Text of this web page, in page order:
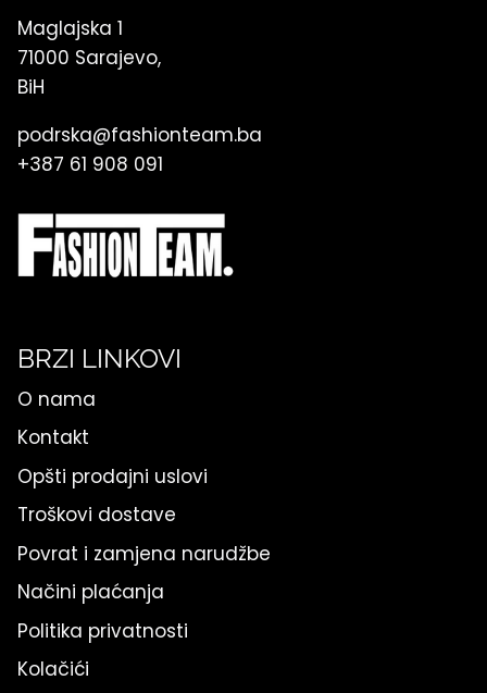
Maglajska 1
71000 Sarajevo,
BiH
podrska@fashionteam.ba
+387 61 908 091
BRZI LINKOVI
O nama
Kontakt
Opšti prodajni uslovi
Troškovi dostave
Povrat i zamjena narudžbe
Načini plaćanja
Politika privatnosti
Kolačići